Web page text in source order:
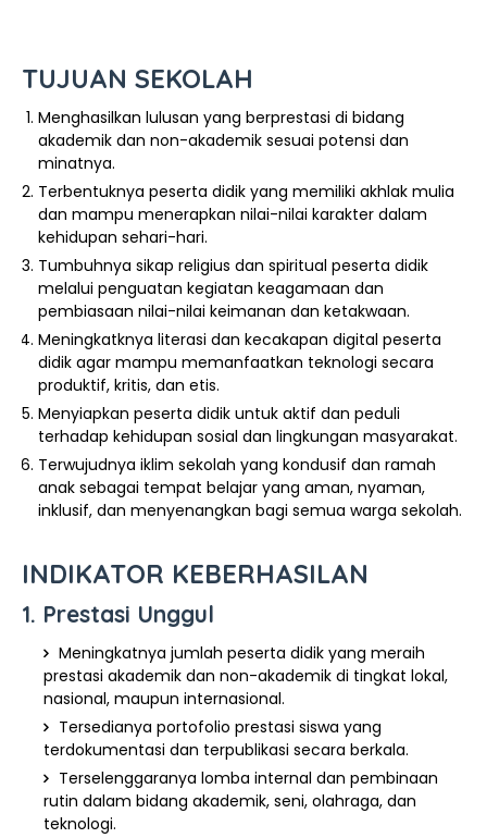
TUJUAN SEKOLAH
Menghasilkan lulusan yang berprestasi di bidang
akademik dan non-akademik sesuai potensi dan
minatnya.
Terbentuknya peserta didik yang memiliki akhlak mulia
dan mampu menerapkan nilai-nilai karakter dalam
kehidupan sehari-hari.
Tumbuhnya sikap religius dan spiritual peserta didik
melalui penguatan kegiatan keagamaan dan
pembiasaan nilai-nilai keimanan dan ketakwaan.
Meningkatknya literasi dan kecakapan digital peserta
didik agar mampu memanfaatkan teknologi secara
produktif, kritis, dan etis.
Menyiapkan peserta didik untuk aktif dan peduli
terhadap kehidupan sosial dan lingkungan masyarakat.
Terwujudnya iklim sekolah yang kondusif dan ramah
anak sebagai tempat belajar yang aman, nyaman,
inklusif, dan menyenangkan bagi semua warga sekolah.
INDIKATOR KEBERHASILAN
1. Prestasi Unggul
Meningkatnya jumlah peserta didik yang meraih
prestasi akademik dan non-akademik di tingkat lokal,
nasional, maupun internasional.
Tersedianya portofolio prestasi siswa yang
terdokumentasi dan terpublikasi secara berkala.
Terselenggaranya lomba internal dan pembinaan
rutin dalam bidang akademik, seni, olahraga, dan
teknologi.